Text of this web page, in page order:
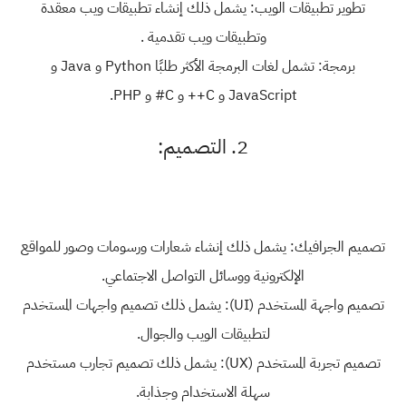
تطوير تطبيقات الويب: يشمل ذلك إنشاء تطبيقات ويب معقدة
وتطبيقات ويب تقدمية .
برمجة: تشمل لغات البرمجة الأكثر طلبًا Python و Java و
JavaScript و C++ و C# و PHP.
2. التصميم:
تصميم الجرافيك: يشمل ذلك إنشاء شعارات ورسومات وصور للمواقع
الإلكترونية ووسائل التواصل الاجتماعي.
تصميم واجهة المستخدم (UI): يشمل ذلك تصميم واجهات المستخدم
لتطبيقات الويب والجوال.
تصميم تجربة المستخدم (UX): يشمل ذلك تصميم تجارب مستخدم
سهلة الاستخدام وجذابة.